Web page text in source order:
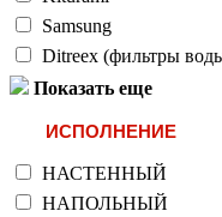
Samsung
Ditreex (фильтры
Показать еще
ИСПОЛНЕНИЕ
НАСТЕННЫЙ
НАПОЛЬНЫЙ